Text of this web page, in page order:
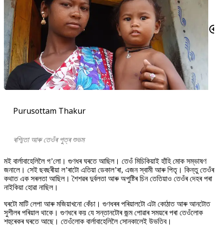
Purusottam Thakur
ৰশ্মিতা আৰু তেওঁৰ পুত্ৰ শুভম
মই বাৰ্লাবাহেলিলৈ গ’লো। গুণধৰ ঘৰতে আছিল। তেওঁ মিচিকিয়াই হাঁহি মোক সম্ভাষণ
জনালে। সেই ছবছৰীয়া ল’ৰাটো এতিয়া ডেকাল’ৰা, এজন স্বামী আৰু পিতৃ। কিন্তু তেওঁৰ
কথাত এক সৰলতা আছিল। শৈশৱৰ দুৰ্বলতা আৰু অপুষ্টিৰ চিন তেতিয়াও তেওঁৰ দেহৰ পৰা
নাইকিয়া হোৱা নাছিল।
ঘৰটো মাটি লেপা আৰু মজিয়াখনো কেঁচা। গুণধৰৰ পৰিয়ালটো এটা কোঠাত আৰু আনটোত
সুশীলৰ পৰিয়াল থাকে। গুণধৰে কয় যে সন্তানটোৰ জন্ম পোৱাৰ সময়ৰে পৰা তেওঁলোক
শহুৰেকৰ ঘৰতে আছে। তেওঁলোক বাৰ্লাবাহেলিলৈ সোনকালেই উভতিব।